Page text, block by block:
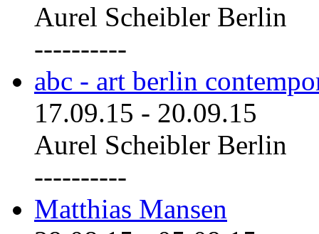
Aurel Scheibler Berlin
----------
abc - art berlin
17.09.15 - 20.09.15
Aurel Scheibler Berlin
----------
Matthias Mansen